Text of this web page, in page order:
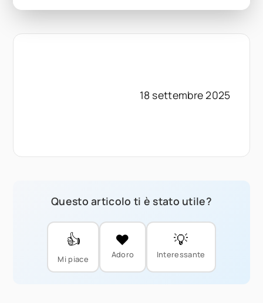
18 settembre 2025
Questo articolo ti è stato utile?
👍
Mi piace
❤️
Adoro
💡
Interessante